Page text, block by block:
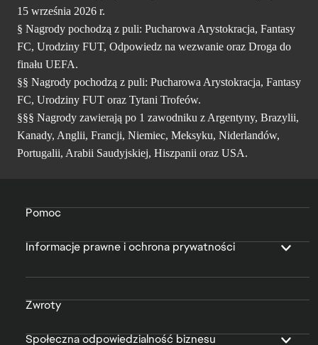
15 września 2026 r.
§ Nagrody pochodzą z puli: Pucharowa Arystokracja, Fantasy
FC, Urodziny FUT, Odpowiedz na wezwanie oraz Droga do
finału UEFA.
§§ Nagrody pochodzą z puli: Pucharowa Arystokracja, Fantasy
FC, Urodziny FUT oraz Tytani Trofeów.
§§§ Nagrody zawierają po 1 zawodniku z Argentyny, Brazylii,
Kanady, Anglii, Francji, Niemiec, Meksyku, Niderlandów,
Portugalii, Arabii Saudyjskiej, Hiszpanii oraz USA.
Pomoc
Informacje prawne i ochrona prywatności
Zwroty
Społeczna odpowiedzialność biznesu